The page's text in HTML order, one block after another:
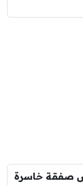
صفقة خاسرة